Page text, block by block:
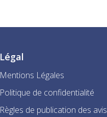
Légal
Mentions Légales
Politique de confidentialité
Règles de publication des avis